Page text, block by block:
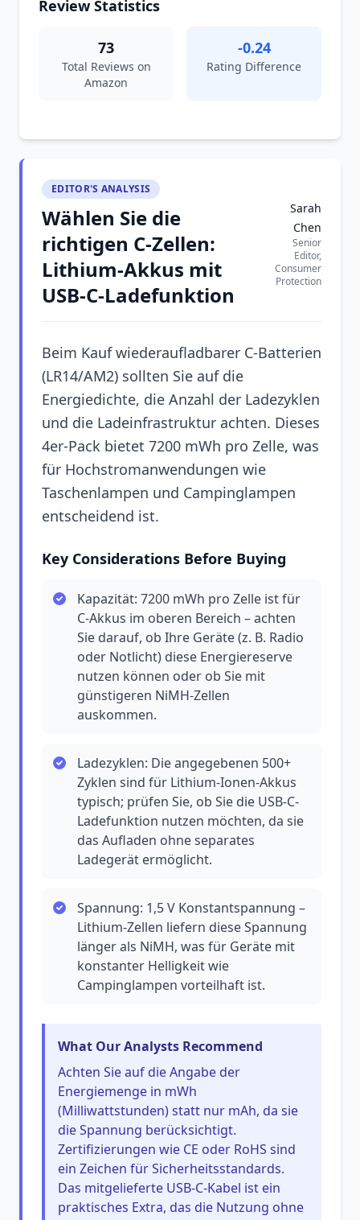
Review Statistics
73
Total Reviews on
Amazon
-0.24
Rating Difference
EDITOR'S ANALYSIS
Wählen Sie die
richtigen C-Zellen:
Lithium-Akkus mit
USB-C-Ladefunktion
Sarah
Chen
Senior
Editor,
Consumer
Protection
Beim Kauf wiederaufladbarer C-Batterien
(LR14/AM2) sollten Sie auf die
Energiedichte, die Anzahl der Ladezyklen
und die Ladeinfrastruktur achten. Dieses
4er-Pack bietet 7200 mWh pro Zelle, was
für Hochstromanwendungen wie
Taschenlampen und Campinglampen
entscheidend ist.
Key Considerations Before Buying
Kapazität: 7200 mWh pro Zelle ist für
C-Akkus im oberen Bereich – achten
Sie darauf, ob Ihre Geräte (z. B. Radio
oder Notlicht) diese Energiereserve
nutzen können oder ob Sie mit
günstigeren NiMH-Zellen
auskommen.
Ladezyklen: Die angegebenen 500+
Zyklen sind für Lithium-Ionen-Akkus
typisch; prüfen Sie, ob Sie die USB-C-
Ladefunktion nutzen möchten, da sie
das Aufladen ohne separates
Ladegerät ermöglicht.
Spannung: 1,5 V Konstantspannung –
Lithium-Zellen liefern diese Spannung
länger als NiMH, was für Geräte mit
konstanter Helligkeit wie
Campinglampen vorteilhaft ist.
What Our Analysts Recommend
Achten Sie auf die Angabe der
Energiemenge in mWh
(Milliwattstunden) statt nur mAh, da sie
die Spannung berücksichtigt.
Zertifizierungen wie CE oder RoHS sind
ein Zeichen für Sicherheitsstandards.
Das mitgelieferte USB-C-Kabel ist ein
praktisches Extra, das die Nutzung ohne